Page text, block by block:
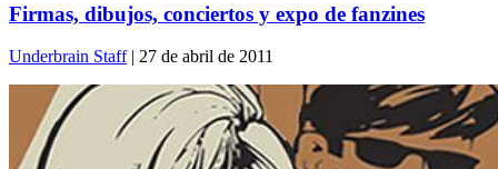
Firmas, dibujos, conciertos y expo de fanzines
Underbrain Staff| 27 de abril de 2011